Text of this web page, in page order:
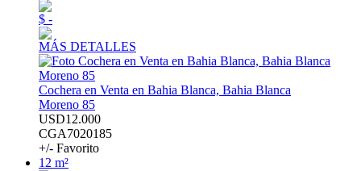
$ -
MÁS DETALLES
Cochera en Venta en Bahia Blanca, Bahia Blanca
Moreno 85
USD12.000
CGA7020185
+/- Favorito
12 m²